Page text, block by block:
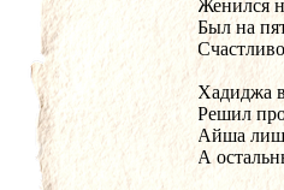
Женился
Был на
Хадиджа
Решил
Айша
А